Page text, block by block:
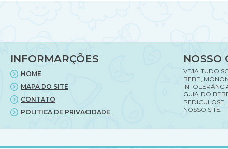
durante
a
gravidez.
INFORMARÇÕES
HOME
MAPA DO SITE
CONTATO
POLITICA DE PRIVACIDADE
NOSSO
VEJA TUDO
BEBE,
GUIA DO
PEDICULOSE,
NOSSO SITE.